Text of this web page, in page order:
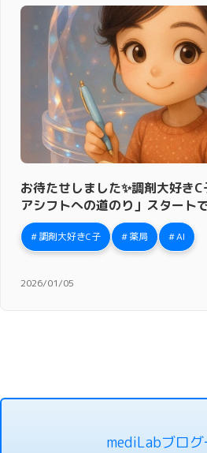
お待たせしました✨調剤大好き
アシフトへの道のり」スタート
調剤大好きC子 薬局 AI
2026/01/05
mediLabブロ